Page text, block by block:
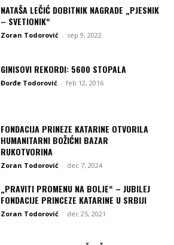
NATAŠA LEČIĆ DOBITNIK NAGRADE „PJESNIK
– SVETIONIK“
Zoran Todorović - sep 9, 2022
GINISOVI REKORDI: 5600 STOPALA
Đorđe Todorović - feb 12, 2016
FONDACIJA PRINEZE KATARINE OTVORILA
HUMANITARNI BOŽIĆNI BAZAR
RUKOTVORINA
Zoran Todorović - dec 7, 2024
„PRAVITI PROMENU NA BOLJE“ – JUBILEJ
FONDACIJE PRINCEZE KATARINE U SRBIJI
Zoran Todorović - dec 25, 2021